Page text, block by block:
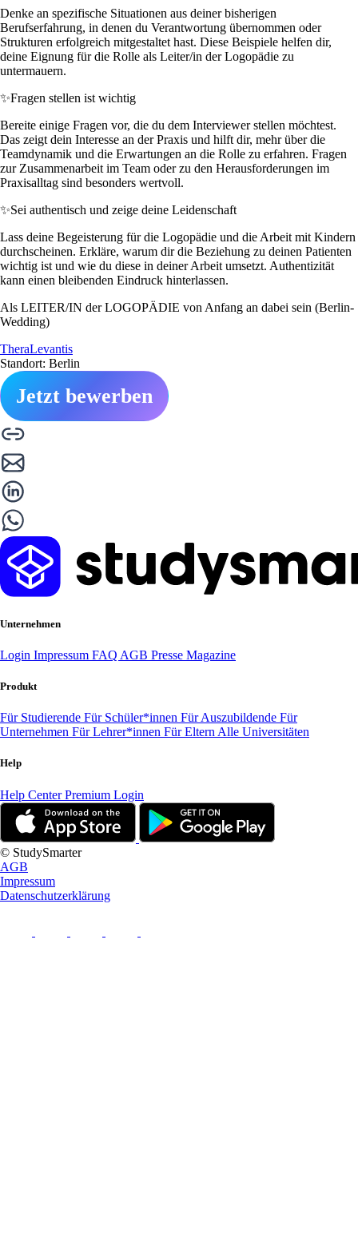
Denke an spezifische Situationen aus deiner bisherigen
Berufserfahrung, in denen du Verantwortung übernommen oder
Strukturen erfolgreich mitgestaltet hast. Diese Beispiele helfen dir,
deine Eignung für die Rolle als Leiter/in der Logopädie zu
untermauern.
✨Fragen stellen ist wichtig
Bereite einige Fragen vor, die du dem Interviewer stellen möchtest.
Das zeigt dein Interesse an der Praxis und hilft dir, mehr über die
Teamdynamik und die Erwartungen an die Rolle zu erfahren. Fragen
zur Zusammenarbeit im Team oder zu den Herausforderungen im
Praxisalltag sind besonders wertvoll.
✨Sei authentisch und zeige deine Leidenschaft
Lass deine Begeisterung für die Logopädie und die Arbeit mit Kindern
durchscheinen. Erkläre, warum dir die Beziehung zu deinen Patienten
wichtig ist und wie du diese in deiner Arbeit umsetzt. Authentizität
kann einen bleibenden Eindruck hinterlassen.
Als LEITER/IN der LOGOPÄDIE von Anfang an dabei sein (Berlin-
Wedding)
TheraLevantis
Standort: Berlin
Jetzt bewerben
Unternehmen
Login Impressum FAQ AGB Presse Magazine
Produkt
Für Studierende Für Schüler*innen Für Auszubildende Für
Unternehmen Für Lehrer*innen Für Eltern Alle Universitäten
Help
Help CenterPremium Login
© StudySmarter
AGB
Impressum
Datenschutzerklärung